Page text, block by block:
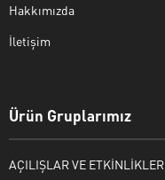
Hakkımızda
İletişim
Ürün Gruplarımız
AÇILIŞLAR VE ETKİNLİKLER